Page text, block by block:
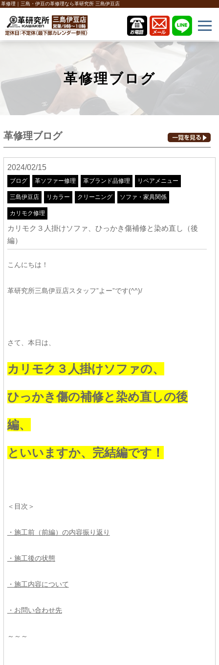
革修理｜三島・伊豆の革修理なら革研究所 三島伊豆店
革修理ブログ
革修理ブログ
2024/02/15
ブログ 革ソファー修理 革ブランド品修理 リペアメニュー
三島伊豆店 リカラー クリーニング ソファ・家具関係
カリモク修理
カリモク３人掛けソファ、ひっかき傷補修と染め直し（後
編）
こんにちは！
革研究所三島伊豆店スタッフ”よー”です(^^)/
さて、本日は、
カリモク３人掛けソファの、
ひっかき傷の補修と染め直しの後
編、
といいますか、完結編です！
＜目次＞
・施工前（前編）の内容振り返り
・施工後の状態
・施工内容について
・お問い合わせ先
～～～